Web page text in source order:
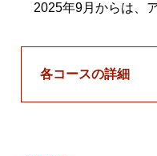
2025年9月からは、
各コースの詳細